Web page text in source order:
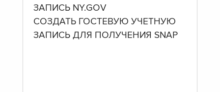
ЗАПИСЬ NY.GOV
СОЗДАТЬ ГОСТЕВУЮ УЧЕТНУЮ
ЗАПИСЬ ДЛЯ ПОЛУЧЕНИЯ SNAP